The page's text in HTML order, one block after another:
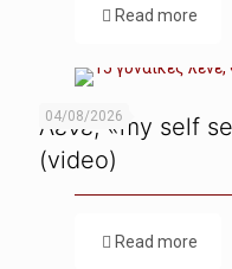
Read more
04/08/2026
Λένε, «my self
(video)
Read more